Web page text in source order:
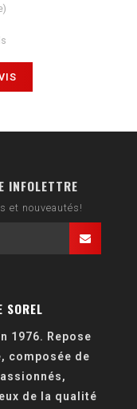
INFOLETTRE
et nouveautés!
SOREL
1976. Repose
composée de
de la qualité